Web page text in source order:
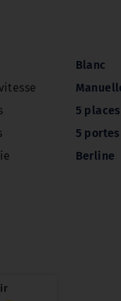
Blanc
5 places
5 portes
Berline